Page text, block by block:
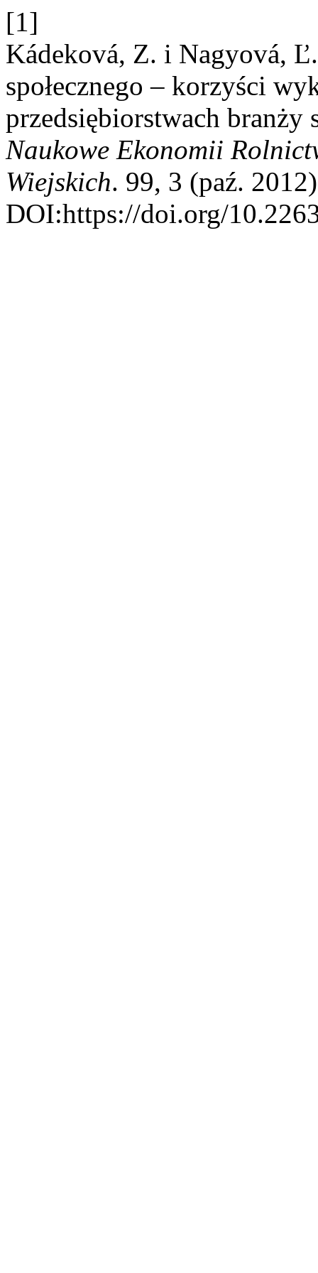
[1]
Kádeková, Z. i Nagyová,
społecznego – korzyści
przedsiębiorstwach branży
Naukowe Ekonomii
Wiejskich. 99, 3 (paź.
DOI:https://doi.org/